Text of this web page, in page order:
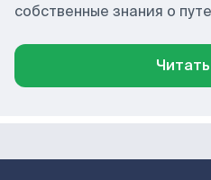
собственные знания о